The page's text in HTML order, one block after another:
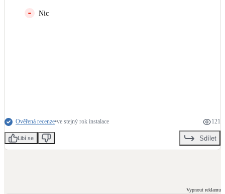
Nic
Ověřená recenze•ve stejný rok instalace 121
Libí se Sdílet
Vypnout reklamu